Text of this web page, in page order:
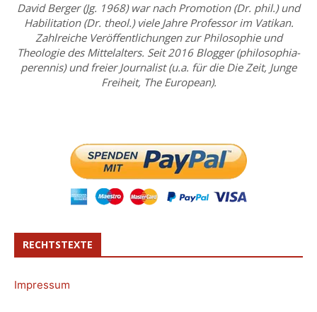
David Berger (Jg. 1968) war nach Promotion (Dr. phil.) und
Habilitation (Dr. theol.) viele Jahre Professor im Vatikan.
Zahlreiche Veröffentlichungen zur Philosophie und
Theologie des Mittelalters. Seit 2016 Blogger (philosophia-
perennis) und freier Journalist (u.a. für die Die Zeit, Junge
Freiheit, The European).
RECHTSTEXTE
Impressum